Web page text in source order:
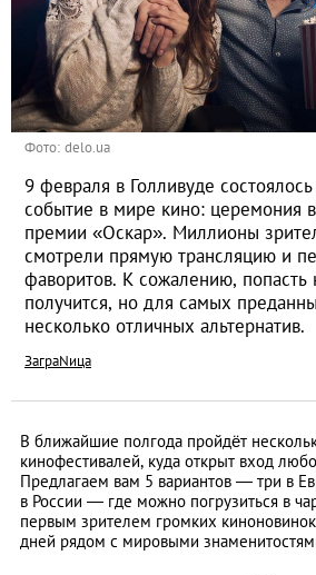
Фото: delo.ua
9 февраля в Голливуде
событие в мире кино: церемония
премии «Оскар». Миллионы
смотрели прямую трансляцию и
фаворитов. К сожалению,
получится, но для самых
несколько отличных альтернатив.
ЗаграNица
В ближайшие полгода пройдёт
кинофестивалей, куда открыт вход
Предлагаем вам 5 вариантов — три в
в России — где можно погрузиться в
первым зрителем громких
дней рядом с мировыми